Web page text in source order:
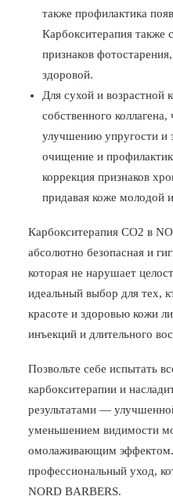
также профилактика
Карбокситерапия также
признаков
здоровой.
Для сухой и возрастной
собственного коллагена,
улучшению упругости и
очищение и
коррекция признаков
придавая коже молодой
Карбокситерапия СО2 в
абсолютно безопасная и
которая не нарушает
идеальный выбор для тех,
красоте и здоровью кожи
инъекций и длительного
Позвольте себе испытать
карбокситерапии и
результатами —
уменьшением видимости
омолаживающим эффектом.
профессиональный уход,
NORD BARBERS.